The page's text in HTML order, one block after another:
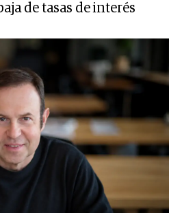
de tasas de interés